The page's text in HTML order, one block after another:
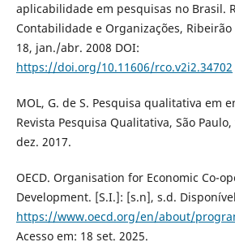
aplicabilidade em pesquisas no Brasil.
Contabilidade e Organizações, Ribeirão
18, jan./abr. 2008 DOI:
https://doi.org/10.11606/rco.v2i2.34702
MOL, G. de S. Pesquisa qualitativa em
Revista Pesquisa Qualitativa, São
dez. 2017.
OECD. Organisation for Economic Co-
Development. [S.I.]: [s.n], s.d.
https://www.oecd.org/en/about/
Acesso em: 18 set. 2025.